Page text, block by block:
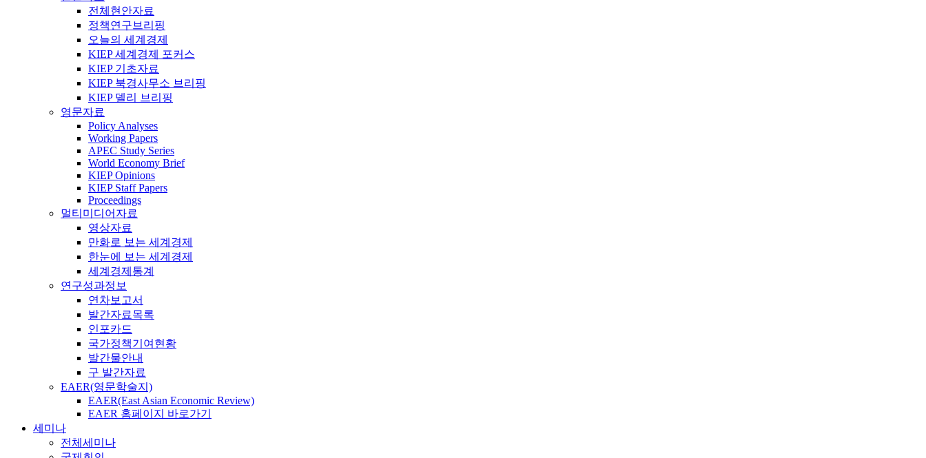
전체현안자료
정책연구브리핑
오늘의 세계경제
KIEP 세계경제 포커스
KIEP 기초자료
KIEP 북경사무소 브리핑
KIEP 델리 브리핑
영문자료
Policy Analyses
Working Papers
APEC Study Series
World Economy Brief
KIEP Opinions
KIEP Staff Papers
Proceedings
멀티미디어자료
영상자료
만화로 보는 세계경제
한눈에 보는 세계경제
세계경제통계
연구성과정보
연차보고서
발간자료목록
인포카드
국가정책기여현황
발간물안내
구 발간자료
EAER(영문학술지)
EAER(East Asian Economic Review)
EAER 홈페이지 바로가기
세미나
전체세미나